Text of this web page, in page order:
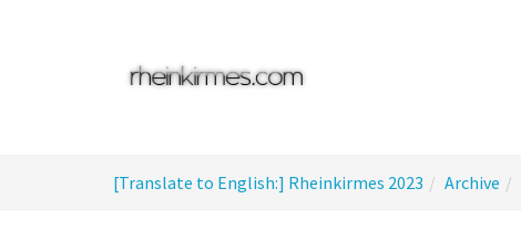
are
[Translate to English:] Rheinkirmes 2023 Archive